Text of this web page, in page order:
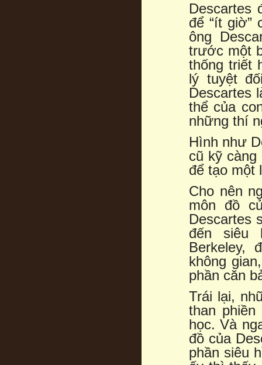
Descartes
để “ít giờ”
ông
trước một
thống triết
lý tuyệt
Descartes
thể của
những thí
Hình như
cũ kỹ
để tạo một
Cho nên
môn đồ
Descartes
đến siêu
Berkeley,
không
phần căn
Trái lại,
than
học. Và
đồ của
phần siêu